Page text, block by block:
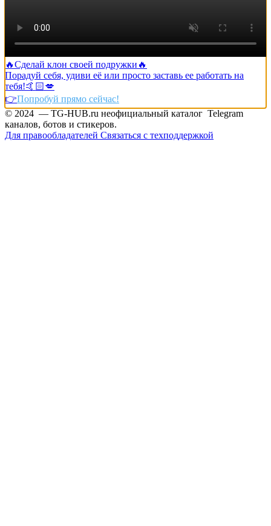
🔥Сделай клон своей подружки🔥
Порадуй себя, удиви её или просто заставь ее работать на
тебя!🤙🏻💋
👉Попробуй прямо сейчас!
© 2024 — TG-HUB.ru неофициальный каталог Telegram
каналов, ботов и стикеров.
Для правообладателей Связаться с техподдержкой